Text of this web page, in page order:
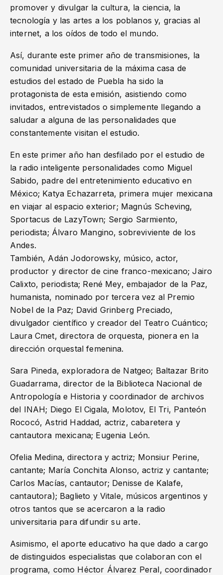
promover y divulgar la cultura, la ciencia, la
tecnología y las artes a los poblanos y, gracias al
internet, a los oídos de todo el mundo.
Así, durante este primer año de transmisiones, la
comunidad universitaria de la máxima casa de
estudios del estado de Puebla ha sido la
protagonista de esta emisión, asistiendo como
invitados, entrevistados o simplemente llegando a
saludar a alguna de las personalidades que
constantemente visitan el estudio.
En este primer año han desfilado por el estudio de
la radio inteligente personalidades como Miguel
Sabido, padre del entretenimiento educativo en
México; Katya Echazarreta, primera mujer mexicana
en viajar al espacio exterior; Magnús Scheving,
Sportacus de LazyTown; Sergio Sarmiento,
periodista; Álvaro Mangino, sobreviviente de los
Andes.
También, Adán Jodorowsky, músico, actor,
productor y director de cine franco-mexicano; Jairo
Calixto, periodista; René Mey, embajador de la Paz,
humanista, nominado por tercera vez al Premio
Nobel de la Paz; David Grinberg Preciado,
divulgador científico y creador del Teatro Cuántico;
Laura Cmet, directora de orquesta, pionera en la
dirección orquestal femenina.
Sara Pineda, exploradora de Natgeo; Baltazar Brito
Guadarrama, director de la Biblioteca Nacional de
Antropología e Historia y coordinador de archivos
del INAH; Diego El Cigala, Molotov, El Tri, Panteón
Rococó, Astrid Haddad, actriz, cabaretera y
cantautora mexicana; Eugenia León.
Ofelia Medina, directora y actriz; Monsiur Perine,
cantante; María Conchita Alonso, actriz y cantante;
Carlos Macías, cantautor; Denisse de Kalafe,
cantautora); Baglieto y Vitale, músicos argentinos y
otros tantos que se acercaron a la radio
universitaria para difundir su arte.
Asimismo, el aporte educativo ha que dado a cargo
de distinguidos especialistas que colaboran con el
programa, como Héctor Álvarez Peral, coordinador